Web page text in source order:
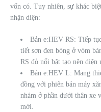
vốn có. Tuy nhiên, sự khác
nhận diện:
Bản e:HEV RS: Tiếp
tiết sơn đen bóng ở vòm
RS đỏ nổi bật tạo nên diện
Bản e:HEV L: Mang
đồng với phiên bản máy
nhám ở phần dưới thân xe
mới.